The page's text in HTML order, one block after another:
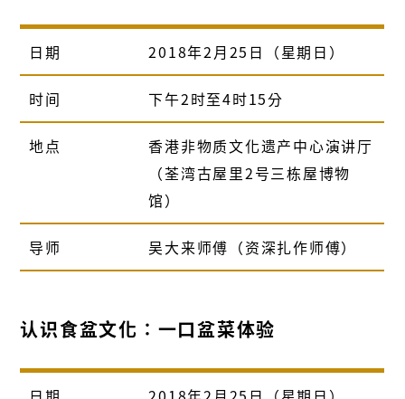
日期 2018年2月25日（星期日）
时间 下午2时至4时15分
地点
香港非物质文化遗产中心演讲厅
（荃湾古屋里2号三栋屋博物
馆）
导师 吴大来师傅（资深扎作师傅）
认识食盆文化∶一口盆菜体验